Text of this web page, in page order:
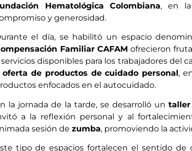
Hematológica Colombiana, en la
y generosidad.
el día, se habilitó un espacio
Familiar CAFAM ofrecieron
disponibles para los trabajadores del
oferta de productos de cuidado personal,
enfocados en el autocuidado.
la jornada de la tarde, se desarrolló un taller
a la reflexión personal y al
sesión de zumba, promoviendo la
tipo de espacios fortalecen el sentido